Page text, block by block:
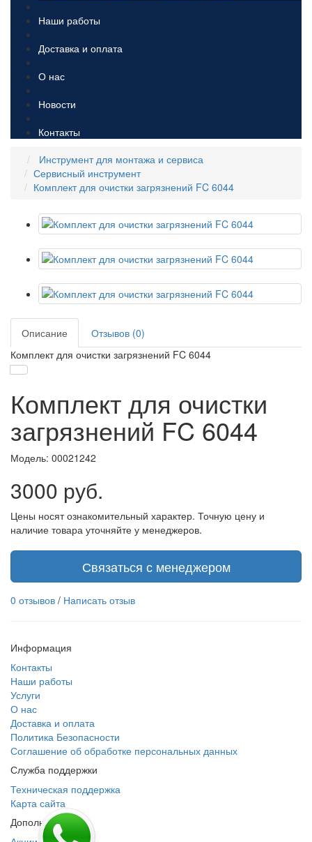
Наши работы
Доставка и оплата
О нас
Новости
Контакты
Инструмент для монтажа и сервиса
Сервисный инструмент
Комплект для очистки загрязнений FC 6044
Описание
Отзывов (0)
Комплект для очистки загрязнений FC 6044
Комплект для очистки
загрязнений FC 6044
Модель: 00021242
3000 руб.
Цены носят ознакомительный характер. Точную цену и
наличие товара уточняйте у менеджеров.
Связаться с менеджером
0 отзывов / Написать отзыв
Информация
Контакты
Наши работы
Услуги
О нас
Доставка и оплата
Политика Безопасности
Соглашение об обработке персональных данных
Служба поддержки
Техническая поддержка
Карта сайта
Дополнительно